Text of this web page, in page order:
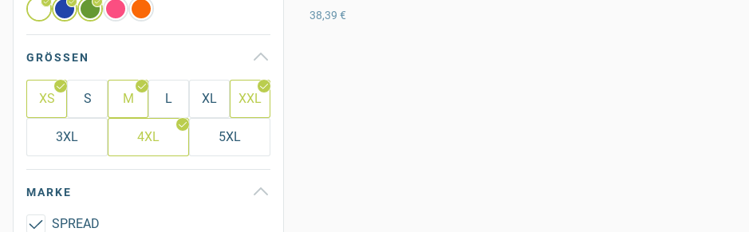
GRÖSSEN
XS S M L XL XXL
3XL 4XL 5XL
MARKE
SPREAD
38,39 €